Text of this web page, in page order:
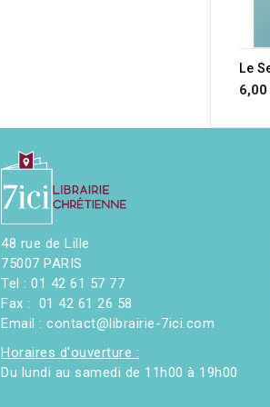
6,00
48 rue de Lille
75007 PARIS
Tel : 01 42 61 57 77
Fax : 01 42 61 26 58
Email : contact@librairie-7ici.com
Horaires d'ouverture :
Du lundi au samedi de 11h00 à 19h00